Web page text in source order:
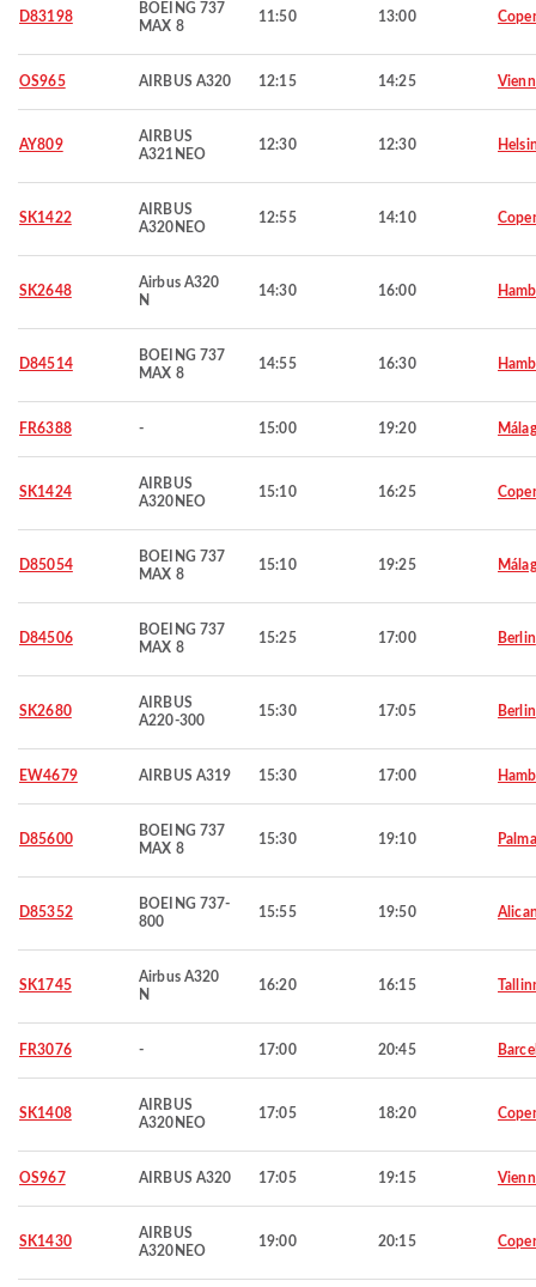
D83198
BOEING 737
MAX 8
11:50 13:00
OS965 AIRBUS A320 12:15 14:25
AY809
AIRBUS
A321NEO
12:30 12:30
SK1422
AIRBUS
A320NEO
12:55 14:10
SK2648
Airbus A320
N
14:30 16:00
D84514
BOEING 737
MAX 8
14:55 16:30
FR6388 - 15:00 19:20
SK1424
AIRBUS
A320NEO
15:10 16:25
D85054
BOEING 737
MAX 8
15:10 19:25
D84506
BOEING 737
MAX 8
15:25 17:00 Berlin
SK2680
AIRBUS
A220-300
15:30 17:05 Berlin
EW4679 AIRBUS A319 15:30 17:00
D85600
BOEING 737
MAX 8
15:30 19:10
D85352
BOEING 737-
800
15:55 19:50
SK1745
Airbus A320
N
16:20 16:15
FR3076 - 17:00 20:45
SK1408
AIRBUS
A320NEO
17:05 18:20
OS967 AIRBUS A320 17:05 19:15
SK1430
AIRBUS
A320NEO
19:00 20:15